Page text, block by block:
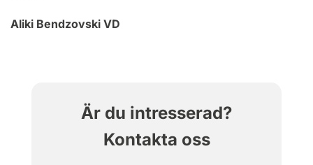
Aliki Bendzovski VD
Är du intresserad?
Kontakta oss